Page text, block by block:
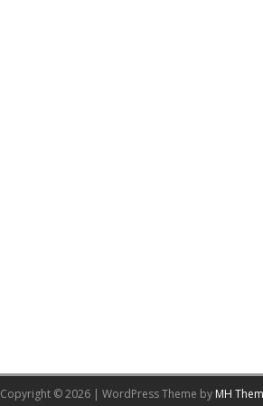
Copyright © 2026 | WordPress Theme by MH